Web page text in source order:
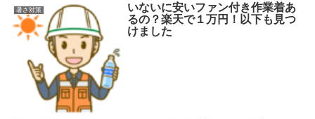
暑さ対策
いないに安いファン付き作業着あ
るの？楽天で１万円！以下も見つ
けました